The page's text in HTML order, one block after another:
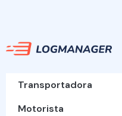
Transportadora
Motorista